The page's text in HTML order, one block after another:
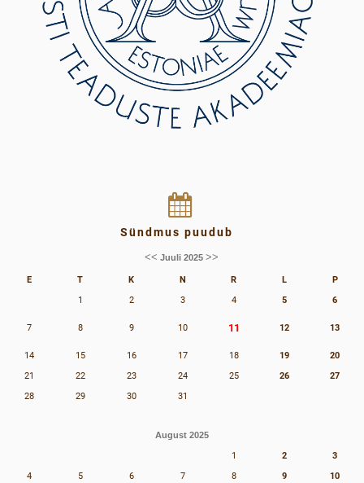
Sündmus puudub
<< Juuli 2025>>
E T K N R L
P
1
2 3 4 5 6
7 8 9 10 11 12 13
14 15 16 17 18 19
20
21
22 23 24 25 26
27
28
29 30 31
August 2025
1 2
3
4
5 6 7 8 9 10